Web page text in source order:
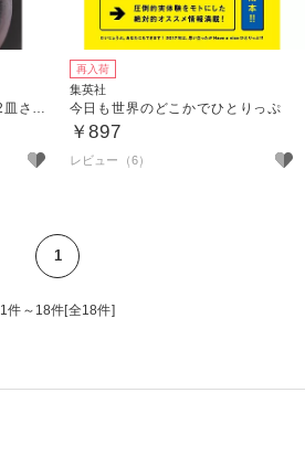
再入荷
集英社
今日も世界のどこかでひとりっぷ
￥897
レビュー（6）
1
1件～18件[全18件]